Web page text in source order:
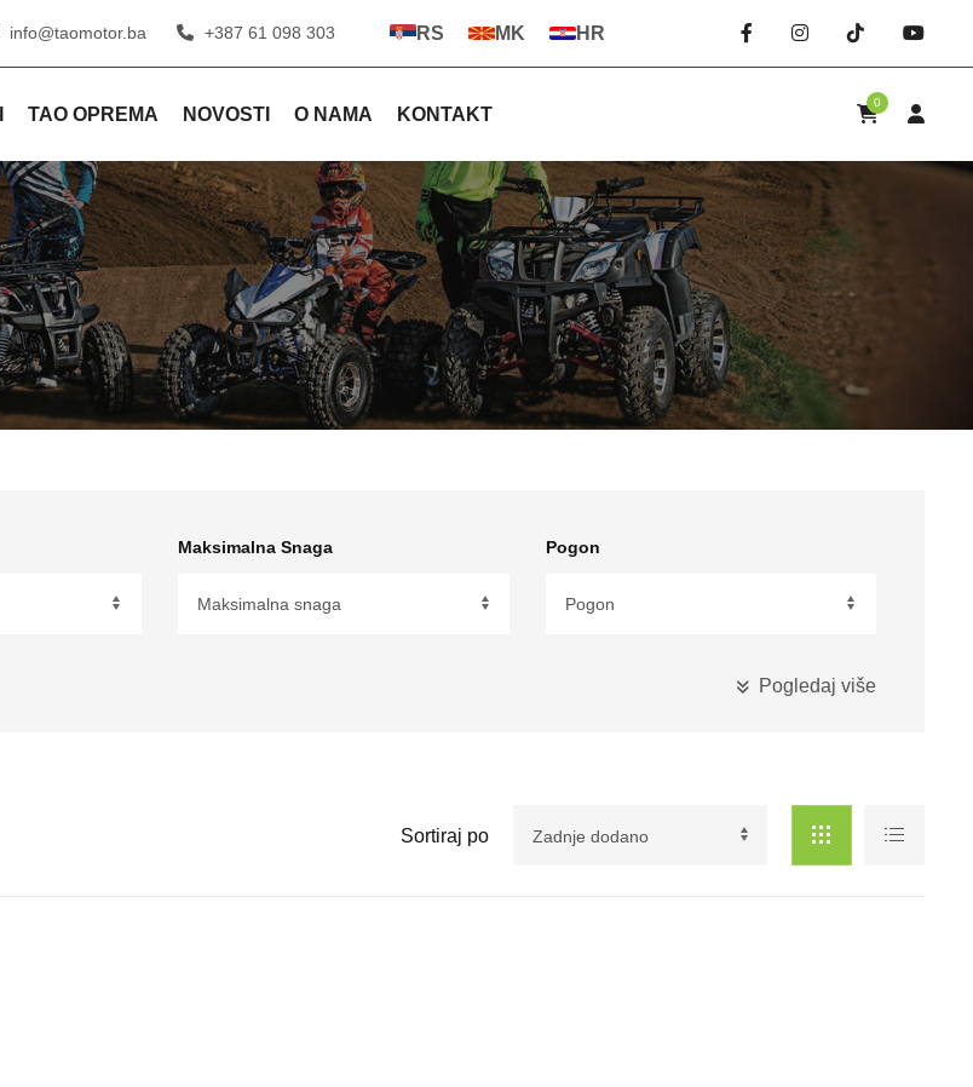
info@taomotor.ba +387 61 098 303 RS MK HR
TAO OPREMA NOVOSTI O NAMA KONTAKT
0
Maksimalna Snaga Pogon
Pogledaj više
Sortiraj po